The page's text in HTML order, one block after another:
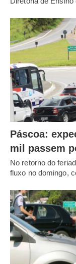
Páscoa:
mil passem
No retorno do
fluxo no domingo,